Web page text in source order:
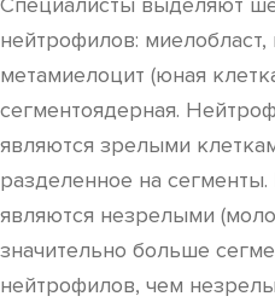
нейтрофилов:
метамиелоцит (юная
сегментоядерная.
являются зрелыми
разделенное на
являются незрелыми
значительно больше
нейтрофилов, чем